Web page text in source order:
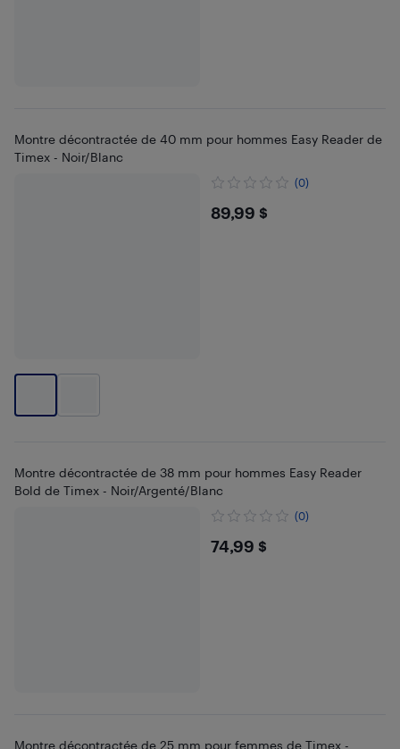
Montre décontractée de 40 mm pour hommes Easy Reader de
Timex - Noir/Blanc
(0)
$89.99
89,99 $
Montre décontractée de 38 mm pour hommes Easy Reader
Bold de Timex - Noir/Argenté/Blanc
(0)
$74.99
74,99 $
Montre décontractée de 25 mm pour femmes de Timex -